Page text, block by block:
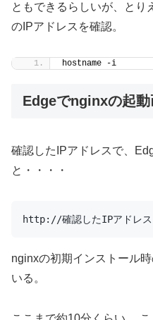
ともできるらしいが、とり
のIPアドレスを確認。
hostname -i
Edgeでnginxの起
確認したIPアドレスで、
と・・・・
http://確認したIPアドレス
nginxの初期インストール
いる。